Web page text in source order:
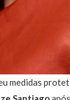
medidas